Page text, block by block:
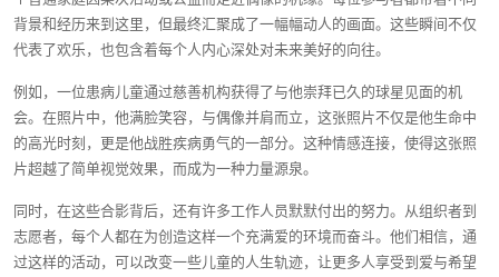
背景和经历来到这里，但最终汇聚成了一幅幅动人的画面。这些瞬间不仅
代表了欢乐，也包含着每个人内心深处对未来美好的向往。
例如，一位患病儿童通过慈善机构获得了与他崇拜已久的球星见面的机
会。在照片中，他满脸笑容，与偶像并肩而立，这张照片不仅是他生命中
的高光时刻，更是他战胜疾病勇气的一部分。这种情感连接，使得这张照
片超越了简单视觉效果，而成为一种力量源泉。
同时，在这些合影背后，还有许多工作人员默默付出的努力。从组织者到
志愿者，每个人都在为创造这样一个充满爱的环境而奋斗。他们相信，通
过这样的活动，可以改变一些儿童的人生轨迹，让更多人享受到爱与希望